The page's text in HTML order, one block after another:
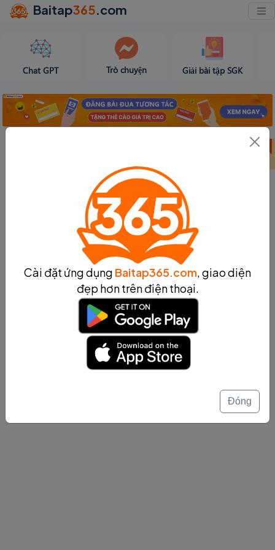
Baitap365.com
Chat GPT Trò chuyện Giải bài tập SGK
Bảng thành tích
Cài đặt ứng dụng Baitap365.com, giao diện
đẹp hơn trên điện thoại.
Đóng